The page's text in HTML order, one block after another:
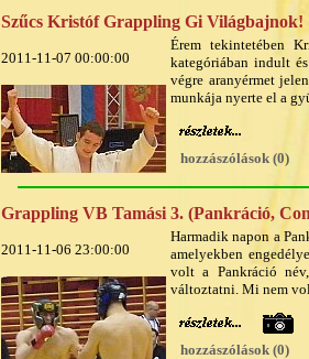
Szűcs Kristóf Grappling Gi Világbajnok!
2011-11-07 00:00:00
Érem tekintetében
kategóriában indult
végre aranyérmet
munkája nyerte el a
hozzászólások (0)
Grappling VB Tamási 3. (Pankráció,
2011-11-06 23:00:00
Harmadik napon a
amelyekben
volt a Pankráció
változtatni. Mi nem
hozzászólások (0)